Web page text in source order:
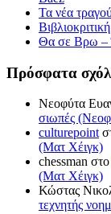
Τα νέα
Θα σε Βρω –
Πρόσφατα
Νεοφύτα
σιωπές
culturepoint
(Ματ Χέιγκ)
chessman στο
(Ματ Χέιγκ)
Κώστας
τεχνητής